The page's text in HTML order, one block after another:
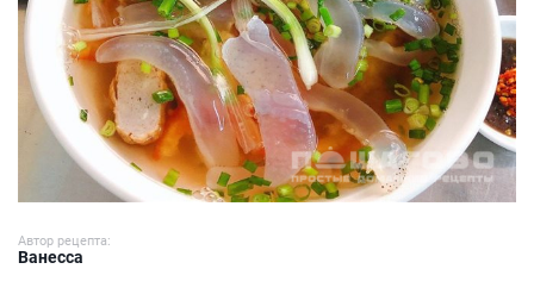
Автор рецепта:
Ванесса